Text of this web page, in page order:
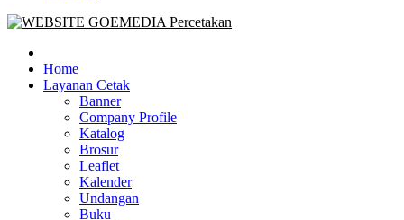
Goe Media Percetakan | 0822-4439-5599 (Call/WA)
0822-4439-5599 (Call/WA) Percetakan jasa cetak banner buku yasin
invoice kartu nama label map nota spanduk stiker undangan
pernikahan murah online 24 jam
Home
Layanan Cetak
Banner
Company Profile
Katalog
Brosur
Leaflet
Kalender
Undangan
Buku